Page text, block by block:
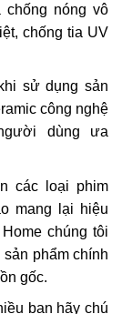
chống nóng vô
chống tia UV
sử dụng sản
công nghệ
dùng ưa
các loại phim
mang lại hiệu
chúng tôi
sản phẩm chính
gốc.
bạn hãy chú